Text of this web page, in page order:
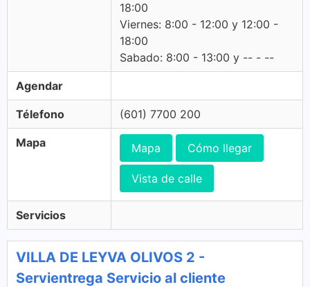
18:00
Viernes: 8:00 - 12:00 y 12:00 -
18:00
Sabado: 8:00 - 13:00 y -- - --
Agendar
Télefono (601) 7700 200
Mapa Mapa Cómo llegar
Vista de calle
Servicios
VILLA DE LEYVA OLIVOS 2 -
Servientrega Servicio al cliente